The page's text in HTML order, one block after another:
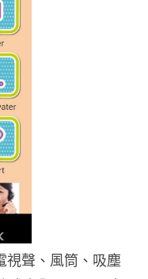
視聲、風筒、吸塵